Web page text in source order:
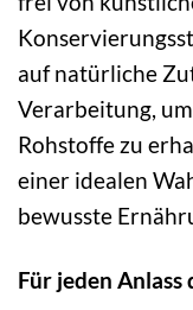
auf natürliche
Verarbeitung,
Rohstoffe zu
einer idealen
bewusste
Für jeden